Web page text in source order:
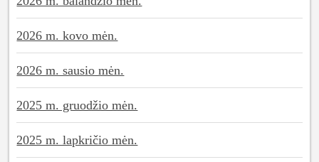
2026 m. kovo mėn.
2026 m. sausio mėn.
2025 m. gruodžio mėn.
2025 m. lapkričio mėn.